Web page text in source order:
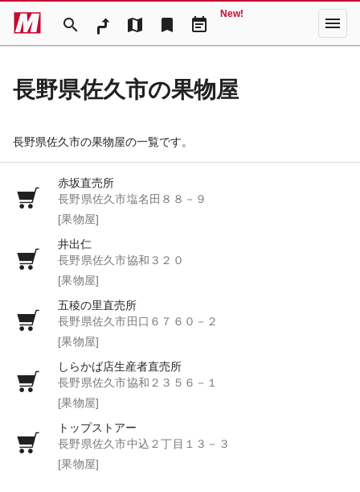
search map bookmark event_note
New! menu
長野県佐久市の果物屋
長野県佐久市の果物屋の一覧です。
赤坂直売所
長野県佐久市塩名田８８－９
[果物屋]
井出仁
長野県佐久市協和３２０
[果物屋]
五稜の里直売所
長野県佐久市田口６７６０－２
[果物屋]
しらかば店生産者直売所
長野県佐久市協和２３５６－１
[果物屋]
トップストアー
長野県佐久市中込２丁目１３－３
[果物屋]